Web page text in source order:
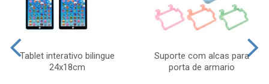
Tablet interativo bilingue
24x18cm
Suporte com alcas para
porta de armario